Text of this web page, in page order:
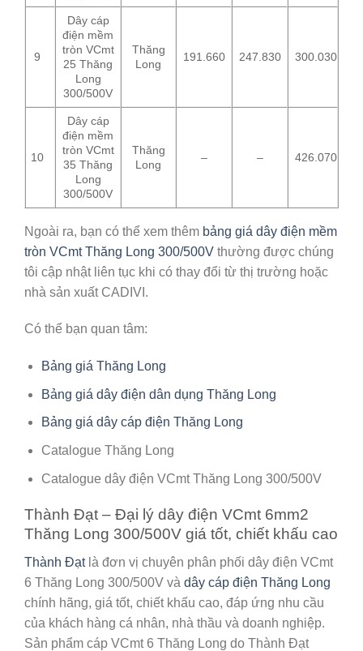
9
Dây cáp
điện mềm
tròn VCmt
25 Thăng
Long
300/500V
Thăng
Long
191.660 247.830 300.030
10
Dây cáp
điện mềm
tròn VCmt
35 Thăng
Long
300/500V
Thăng
Long
– – 426.070
Ngoài ra, bạn có thể xem thêm bảng giá dây điện mềm
tròn VCmt Thăng Long 300/500V thường được chúng
tôi cập nhật liên tục khi có thay đổi từ thị trường hoặc
nhà sản xuất CADIVI.
Có thể bạn quan tâm:
Bảng giá Thăng Long
Bảng giá dây điện dân dụng Thăng Long
Bảng giá dây cáp điện Thăng Long
Catalogue Thăng Long
Catalogue dây điện VCmt Thăng Long 300/500V
Thành Đạt – Đại lý dây điện VCmt 6mm2
Thăng Long 300/500V giá tốt, chiết khấu cao
Thành Đạtlà đơn vị chuyên phân phối dây điện VCmt
6 Thăng Long 300/500V và dây cáp điện Thăng Long
chính hãng, giá tốt, chiết khấu cao, đáp ứng nhu cầu
của khách hàng cá nhân, nhà thầu và doanh nghiệp.
Sản phẩm cáp VCmt 6 Thăng Long do Thành Đạt